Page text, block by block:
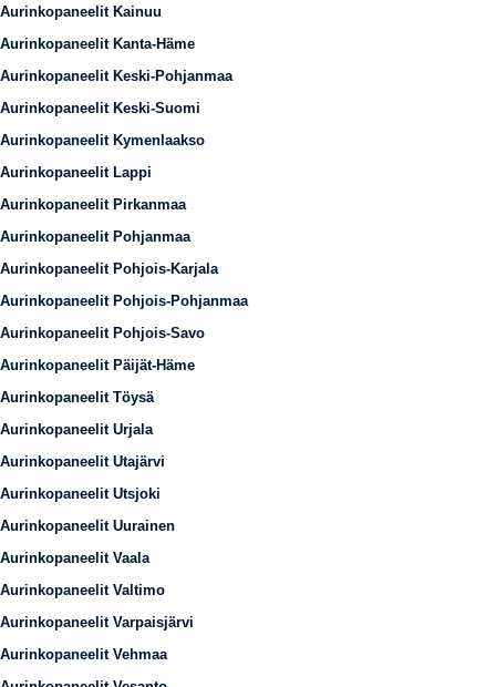
Aurinkopaneelit Kainuu
Aurinkopaneelit Kanta-Häme
Aurinkopaneelit Keski-Pohjanmaa
Aurinkopaneelit Keski-Suomi
Aurinkopaneelit Kymenlaakso
Aurinkopaneelit Lappi
Aurinkopaneelit Pirkanmaa
Aurinkopaneelit Pohjanmaa
Aurinkopaneelit Pohjois-Karjala
Aurinkopaneelit Pohjois-Pohjanmaa
Aurinkopaneelit Pohjois-Savo
Aurinkopaneelit Päijät-Häme
Aurinkopaneelit Töysä
Aurinkopaneelit Urjala
Aurinkopaneelit Utajärvi
Aurinkopaneelit Utsjoki
Aurinkopaneelit Uurainen
Aurinkopaneelit Vaala
Aurinkopaneelit Valtimo
Aurinkopaneelit Varpaisjärvi
Aurinkopaneelit Vehmaa